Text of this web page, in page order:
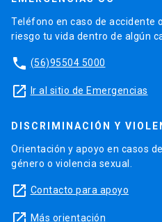
Teléfono en caso de accidente
riesgo tu vida dentro de algún
phone (56)95504 5000
launch Ir al sitio de Emergencias
DISCRIMINACIÓN Y
Orientación y apoyo en casos
género o violencia sexual.
launch Contacto para apoyo
Más orientación